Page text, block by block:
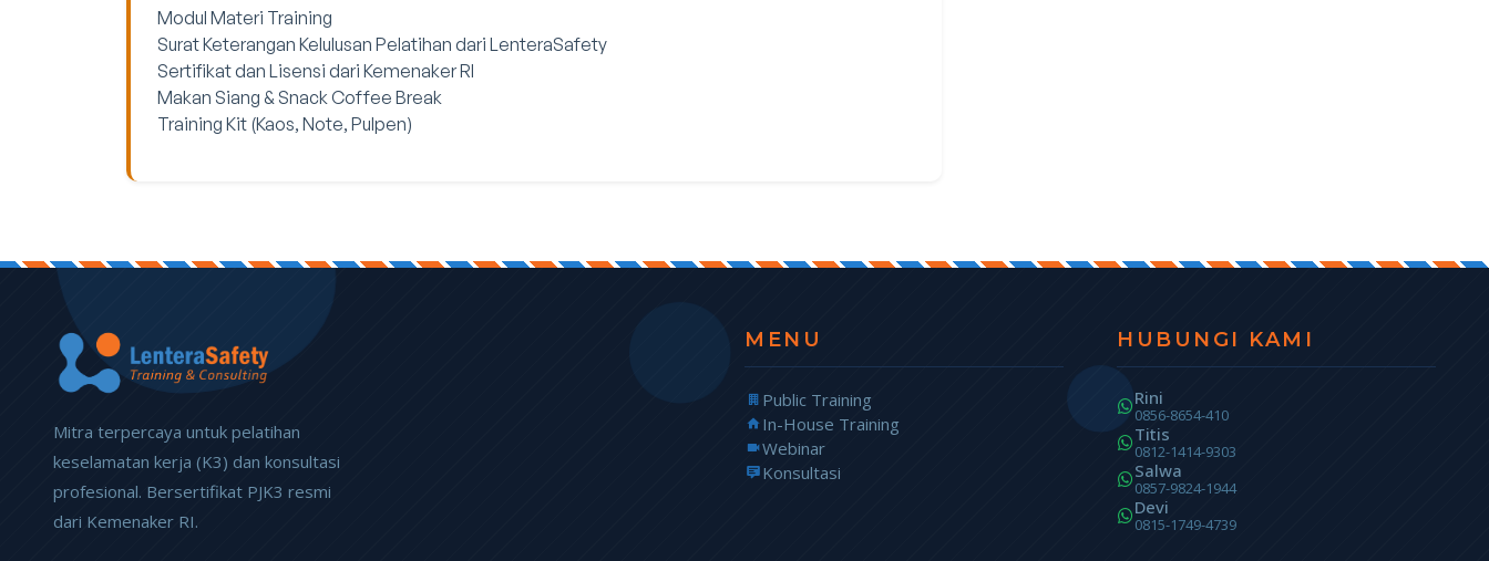
Modul Materi Training
Surat Keterangan Kelulusan Pelatihan dari LenteraSafety
Sertifikat dan Lisensi dari Kemenaker RI
Makan Siang & Snack Coffee Break
Training Kit (Kaos, Note, Pulpen)
Mitra terpercaya untuk pelatihan
keselamatan kerja (K3) dan konsultasi
profesional. Bersertifikat PJK3 resmi
dari Kemenaker RI.
MENU
Public Training
In-House Training
Webinar
Konsultasi
HUBUNGI KAMI
Rini
0856-8654-410
Titis
0812-1414-9303
Salwa
0857-9824-1944
Devi
0815-1749-4739